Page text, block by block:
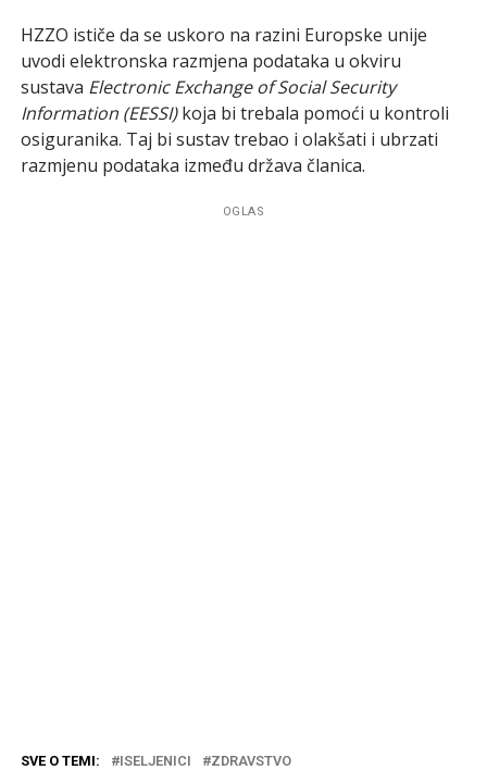
HZZO ističe da se uskoro na razini Europske unije
uvodi elektronska razmjena podataka u okviru
sustava Electronic Exchange of Social Security
Information (EESSI)koja bi trebala pomoći u kontroli
osiguranika. Taj bi sustav trebao i olakšati i ubrzati
razmjenu podataka između država članica.
OGLAS
SVE O TEMI: ISELJENICI ZDRAVSTVO